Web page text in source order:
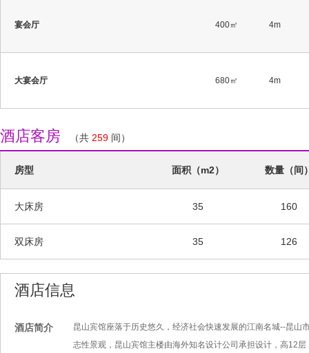
宴会厅 400㎡ 4m
大宴会厅 680㎡ 4m
酒店客房 （共 259 间）
房型 面积（m2） 数量（间
大床房 35 160
双床房 35 126
酒店信息
酒店简介
昆山宾馆座落于历史悠久，经济社会快速发展的江南名城--昆
志性景观，昆山宾馆主楼由海外知名设计公司承担设计，高12